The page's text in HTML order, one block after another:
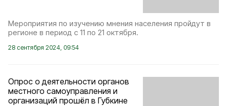
Мероприятия по изучению мнения населения пройдут в
регионе в период с 11 по 21 октября.
28 сентября 2024, 09:54
Опрос о деятельности органов
местного самоуправления и
организаций прошёл в Губкине